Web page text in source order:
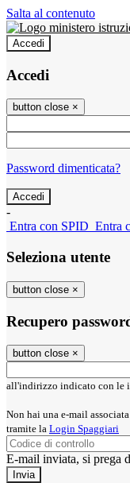
Salta al contenuto
Accedi
Accedi
button close ×
Password dimenticata?
-
Entra con SPID Entra
Seleziona utente
button close ×
Recupero
button close ×
all'indirizzo indicato con le
Non hai una e-mail
tramite la Login Spaggiari
E-mail inviata, si prega